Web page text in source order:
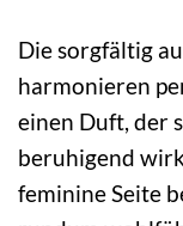
Die sorgfältig
harmonieren
einen Duft, der
beruhigend
feminine Seite